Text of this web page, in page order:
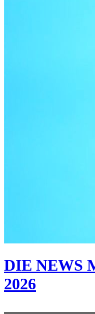
DIE NEWS
2026